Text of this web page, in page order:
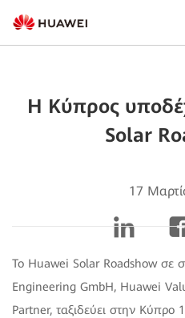
Η Κύπρος
Solar
17
Το Ηuawei Solar Roadshow σε
Engineering GmbH, Huawei
Partner, ταξιδεύει στην